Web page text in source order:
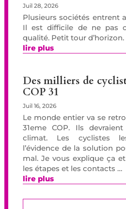
Juil 28, 2026
Plusieurs sociétés entrent
Il est difficile de ne pas
qualité. Petit tour d’horizon.
lire plus
Des milliers de
COP 31
Juil 16, 2026
Le monde entier va se
31eme COP. Ils
climat. Les cyclistes
l’évidence de la solution
mal. Je vous explique ça
les étapes et les contacts …
lire plus